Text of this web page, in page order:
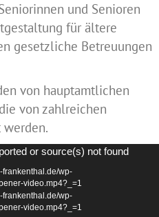
und Senioren
für ältere
gesetzliche Betreuungen
von hauptamtlichen
von zahlreichen
or source(s) not found
frankenthal.de/wp-
video.mp4?_=1
frankenthal.de/wp-
video.mp4?_=1